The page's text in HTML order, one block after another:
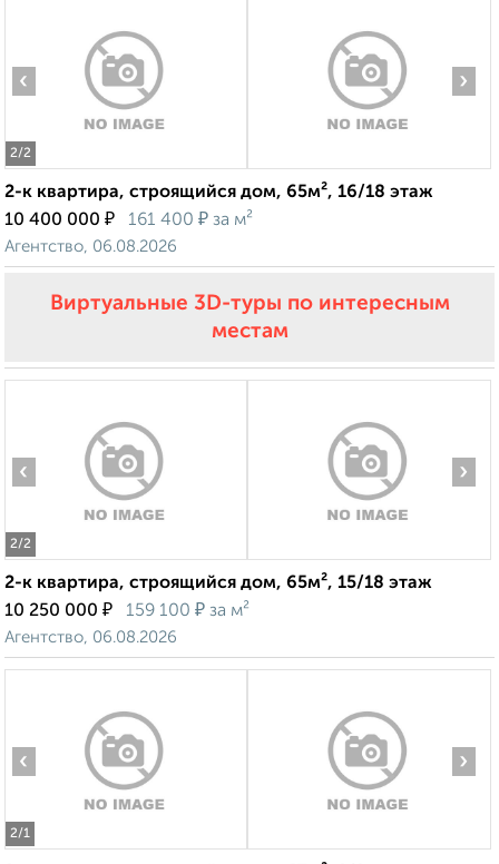
2/2
‹ ›
2-к квартира, строящийся дом, 65м², 16/18 этаж
10 400 000 ₽ 161 400 ₽ за м²
Агентство, 06.08.2026
Виртуальные 3D-туры по интересным
местам
2/2
‹ ›
2-к квартира, строящийся дом, 65м², 15/18 этаж
10 250 000 ₽ 159 100 ₽ за м²
Агентство, 06.08.2026
2/1
‹ ›